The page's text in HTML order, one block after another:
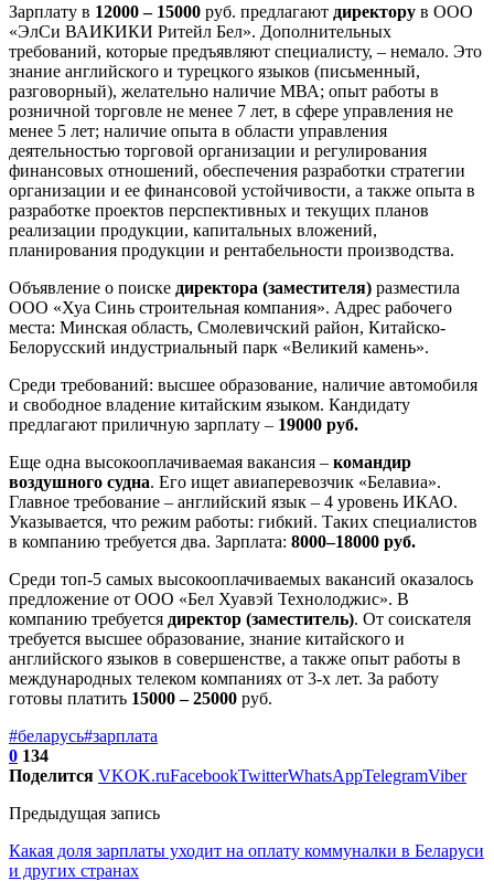
Зарплату в 12000 – 15000 руб. предлагают директору в ООО
«ЭлСи ВАИКИКИ Ритейл Бел». Дополнительных
требований, которые предъявляют специалисту, – немало. Это
знание английского и турецкого языков (письменный,
разговорный), желательно наличие МВА; опыт работы в
розничной торговле не менее 7 лет, в сфере управления не
менее 5 лет; наличие опыта в области управления
деятельностью торговой организации и регулирования
финансовых отношений, обеспечения разработки стратегии
организации и ее финансовой устойчивости, а также опыта в
разработке проектов перспективных и текущих планов
реализации продукции, капитальных вложений,
планирования продукции и рентабельности производства.
Объявление о поиске директора (заместителя) разместила
ООО «Хуа Синь строительная компания». Адрес рабочего
места: Минская область, Смолевичский район, Китайско-
Белорусский индустриальный парк «Великий камень».
Среди требований: высшее образование, наличие автомобиля
и свободное владение китайским языком. Кандидату
предлагают приличную зарплату – 19000 руб.
Еще одна высокооплачиваемая вакансия – командир
воздушного судна. Его ищет авиаперевозчик «Белавиа».
Главное требование – английский язык – 4 уровень ИКАО.
Указывается, что режим работы: гибкий. Таких специалистов
в компанию требуется два. Зарплата: 8000–18000 руб.
Среди топ-5 самых высокооплачиваемых вакансий оказалось
предложение от ООО «Бел Хуавэй Технолоджис». В
компанию требуется директор (заместитель). От соискателя
требуется высшее образование, знание китайского и
английского языков в совершенстве, а также опыт работы в
международных телеком компаниях от 3-х лет. За работу
готовы платить 15000 – 25000 руб.
#беларусь#зарплата
0 134
Поделится VKOK.ruFacebookTwitterWhatsAppTelegramViber
Предыдущая запись
Какая доля зарплаты уходит на оплату коммуналки в Беларуси
и других странах